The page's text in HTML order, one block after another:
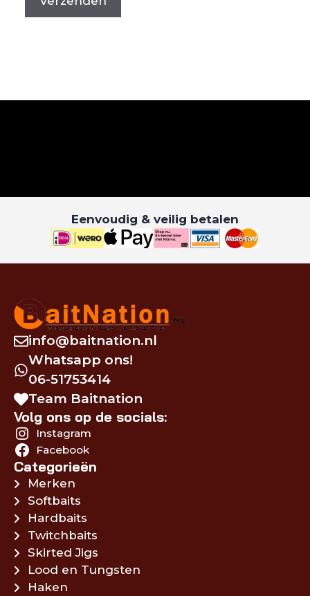
Eenvoudig & veilig betalen
info@baitnation.nl
Whatsapp ons!
06-51753414
Team Baitnation
Volg ons op de socials:
Instagram
Facebook
Categorieën
Merken
Softbaits
Hardbaits
Twitchbaits
Skirted Jigs
Lood en Tungsten
Haken